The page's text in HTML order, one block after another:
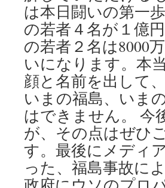
は本日闘いの第一
の若者４名が１億
の若者２名は8000
いになります。本
顔と名前を出して
いまの福島、いま
はできません。 今
が、その点はぜひ
す。最後にメディ
った、福島事故に